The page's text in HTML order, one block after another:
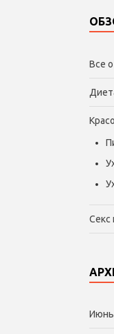
Все
Секс
Июнь